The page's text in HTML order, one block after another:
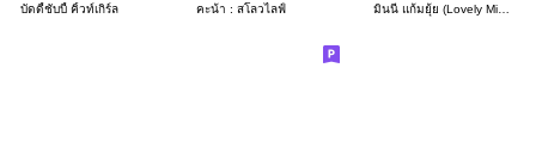
บัดดี้ชับบี้ คิ้วท์เกิร์ล คะน้า : สโลวไลฟ์ มินนี แก้มยุ้ย (Lovely Minimal Style)